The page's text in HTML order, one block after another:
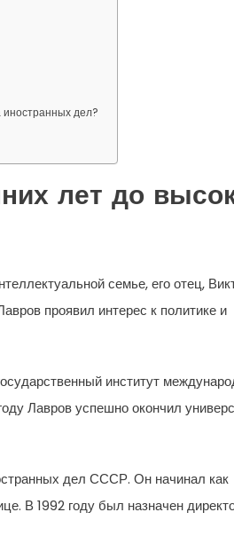
иностранных дел?
лет до
семье, его отец,
проявил интерес к политике и
институт
Лавров успешно окончил
дел СССР. Он начинал как
В 1992 году был назначен